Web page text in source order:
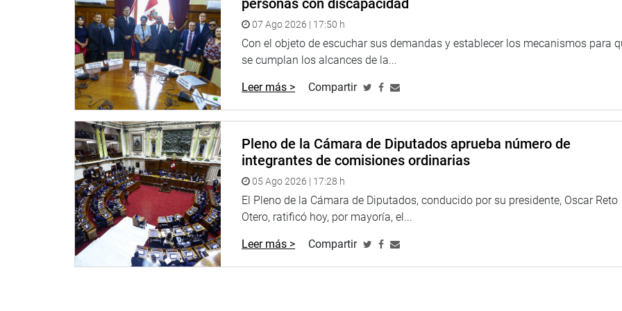
En su presentación, el titular del MTC explicó que el recurso que se presentó ante el Poder Judicial no quita la
exclusividad de la empresa y recordó que existe la posibilidad de solucionar el problema con una ley que
apruebe el Congreso.
Respecto a las exautoridades involucradas en la presunta irregularidad para la exclusividad de la empresa china,
Pérez Reyes dijo que la Autoridad Portuaria Nacional viene realizando las acciones pertinentes y anunció que el
actual presidente del directorio de esa entidad, Walter José Tapia Zanabria, ha presentado su renuncia.
Luego, diversos legisladores le consultaron al ministro de Transportes sobre la situación del proyecto de la nueva
Carretera Central, que permitirá la unión entre los departamentos de Lima y Junín. Al respecto, señaló que para el
mes de mayo estará concluido la entrega del último tramo del estudio de ingeniería.
En la sesión también estuvo presente el ministro de Producción, Sergio Gonzalez Guerrero, quien señaló que el
megaproyecto de Chancay generará al menos 8 mil 550 empleos directos, además de dinamizar la industria del
enlatado y harinera.
En la sesión también intervino la gobernadora regional de Lima Provincias, Rosa Vásquez Cuadrado, quien dijo
que su gestión no ha tenido ninguna participación administrativa ni antes ni durante la ejecución del citado
07 Ago 2026 | 17:50 h
Con el objeto de escuchar sus demandas y establecer los mecanismos para
se cumplan los alcances de la...
Leer más > Compartir
Pleno de la Cámara de Diputados aprueba número de
integrantes de comisiones ordinarias
05 Ago 2026 | 17:28 h
El Pleno de la Cámara de Diputados, conducido por su presidente, Oscar Reto
Otero, ratificó hoy, por mayoría, el...
Leer más > Compartir